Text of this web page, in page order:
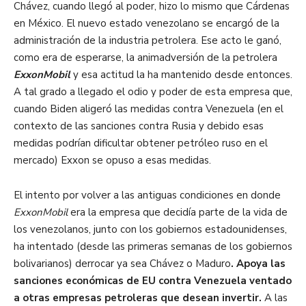
Chávez, cuando llegó al poder, hizo lo mismo que Cárdenas
en México. El nuevo estado venezolano se encargó de la
administración de la industria petrolera. Ese acto le ganó,
como era de esperarse, la animadversión de la petrolera
ExxonMobil y esa actitud la ha mantenido desde entonces.
A tal grado a llegado el odio y poder de esta empresa que,
cuando Biden aligeró las medidas contra Venezuela (en el
contexto de las sanciones contra Rusia y debido esas
medidas podrían dificultar obtener petróleo ruso en el
mercado) Exxon se opuso a esas medidas.
El intento por volver a las antiguas condiciones en donde
ExxonMobilera la empresa que decidía parte de la vida de
los venezolanos, junto con los gobiernos estadounidenses,
ha intentado (desde las primeras semanas de los gobiernos
bolivarianos) derrocar ya sea Chávez o Maduro. Apoya las
sanciones económicas de EU contra Venezuela ventado
a otras empresas petroleras que desean invertir. A las